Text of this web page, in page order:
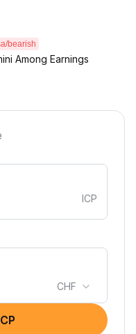
bearish
Among Earnings
ICP
CHF